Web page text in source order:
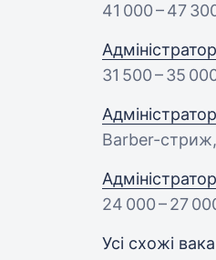
41 000 – 47
31 500 – 35
Barber-стриж,
24 000 – 27
Усі схожі